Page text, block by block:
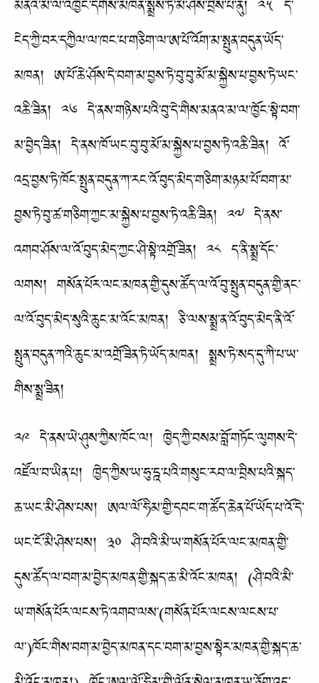
མནའ་མ་ལ་འཁྱོང་དགོས་མཁན་སྨྲས་ཏེ་མོ་ཤེས་བྲིས་པ་ནུ། ༢༥ ད་
ངེད་ཀྱི་བར་དཀྱིལ་ལ་ཁང་པ་གཅིག་ལ་ཨ་པོ་འོག་མ་སྤུན་བདུན་ཡོད་
མཁན། ཨ་པོ་ཆེ་ཤོས་དེ་བག་མ་བྱས་ཏེ་བུ་བུ་མོ་མ་སྐྱེས་པ་བྱས་ཏེ་ཡང་
འཆི་ཟིན། ༢༦ དེ་ནས་གཉིས་པའི་བུ་དེ་གིས་མནའ་མ་ལ་ཁྱོང་སྟེ་བག་
མ་བྱེད་ཟིན། དེ་ནས་ཁོ་ཡང་བུ་བུ་མོ་མ་སྐྱེས་པ་བྱས་ཏེ་འཆི་ཟིན། འོ་
འདྲ་བྱས་ཏེ་ཁོང་སྤུན་བདུན་ཀ་རང་འོ་བུད་མེད་གཅིག་མཉམ་པོ་བག་མ་
བྱས་ཏེ་བུ་ཚ་གཅིག་ཀྱང་མ་སྐྱེས་པ་བྱས་ཏེ་འཆི་ཟིན། ༢༧ དེ་ནས་
འགབ་ཤོས་ལ་འོ་བུད་མེད་ཀྱང་ཤི་སྟེ་འགྲོ་ཟིན། ༢༨ ད་ནི་སྨྲ་དོང་
ལགས། གསོན་པོར་ལང་མཁན་གྱི་དུས་ཚོད་ལ་འོ་བུ་སྤུན་བདུན་གྱི་ནང་
ལ་འོ་བུད་མེད་སུའི་ཆུང་མ་འོང་མཁན། ཅི་ལས་སྨྲ་ན་འོ་བུད་མེད་ནི་འོ་
སྤུན་བདུན་ཀའི་ཆུང་མ་འགྲོ་ཟིན་ཏེ་ཡོད་མཁན། སྨྲས་ཏེ་སད་དུ་ཀི་པ་ཡ་
གིས་སྨྲ་ཟིན།
༢༩ དེ་ནས་ཡེ་ཤུས་ཀྱིས་ཁོང་ལ། ཁྱེད་ཀྱི་བསམ་བློ་གཏོང་ལུགས་དེ་
འཛོལ་བ་ཡིན་པ། ཁྱེད་ཀྱིས་ཡ་ཧུ་དྰ་པའི་གསུང་རབ་ལ་བྲིས་པའི་སྐད་
ཆ་ཡང་མི་ཤེས་པས། ཨལ་ལོ་ཧིམ་གྱི་དབང་ག་ཚོད་ཆེན་པོ་ཡོད་པ་འོ་དེ་
ཡང་ངོ་མི་ཤེས་པས། ༣༠ ཤི་བའི་མི་ཡ་གསོན་པོར་ལང་མཁན་གྱི་
དུས་ཚོད་ལ་བག་མ་བྱེད་མཁན་གྱི་སྐད་ཆ་མི་འོང་མཁན། (ཤི་བའི་མི་
ཡ་གསོན་པོར་ལངས་ཏེ་འགབ་ལས་(གསོན་པོར་ལངས་ལངས་པ་
ལ་)ཁོང་གིས་བག་མ་བྱེད་མཁན་དང་བག་མ་བྱས་སྟེར་མཁན་གྱི་སྐད་ཆ་